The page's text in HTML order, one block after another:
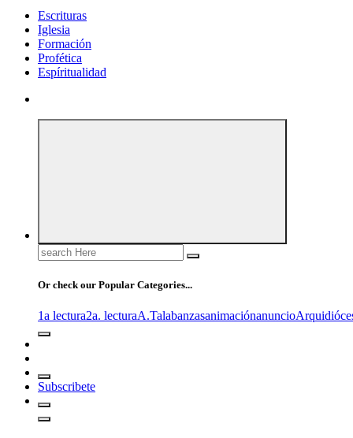
Escrituras
Iglesia
Formación
Profética
Espíritualidad
Search
for:
Or check our Popular Categories...
1a lectura2a. lecturaA.Talabanzasanimaciónanuncio
Subscribete